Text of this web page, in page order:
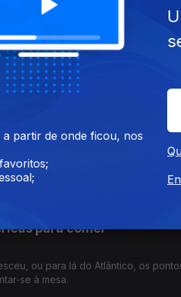
do bairro
surgiu ao chef Zé Paulo Rocha foi
mas conquistar os vizinhos foi
Eurico
chef Zé Paulo Rocha pegou no
anos que o espaço já trazia.
para comer
ou para lá do Atlântico, os
se à mesa.
partir de onde ficou, nos